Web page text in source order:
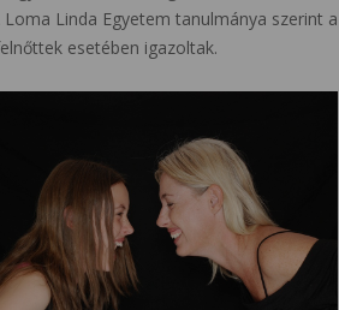
Linda Egyetem tanulmánya szerint a
esetében igazoltak.